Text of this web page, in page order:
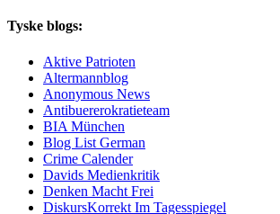
Tyske blogs:
Aktive Patrioten
Altermannblog
Anonymous News
Antibuererokratieteam
BIA München
Blog List German
Crime Calender
Davids Medienkritik
Denken Macht Frei
DiskursKorrekt Im Tagesspiegel